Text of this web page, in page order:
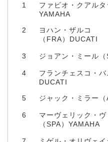
1
ファビオ・クアルタ
YAMAHA
2
ヨハン・ザルコ
（FRA）DUCATI
3 ジョアン・ミール
4
フランチェスコ・バ
DUCATI
5 ジャック・ミラー
6
マーヴェリック・
（SPA）YAMAHA